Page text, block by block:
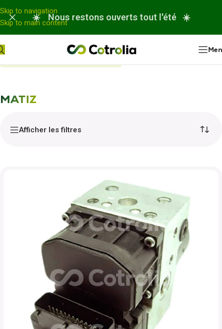
Panneau de gestion des cookies
Skip to navigation
Skip to main content
☀️ Nous restons ouverts tout l'été ☀️
MATIZ
Afficher les filtres